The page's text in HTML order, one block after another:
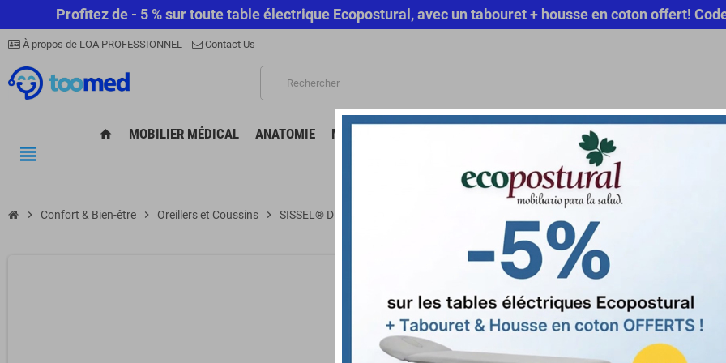
Profitez de - 5 % sur toute table électrique Ecopostural, avec un tabouret + housse en coton offert!
À propos de LOA PROFESSIONNEL Contact Us
view_headline
home MOBILIER MÉDICAL ANATOMIE MATÉRIEL MÉDICAL TENUE MÉDICALE CONFORT &
LOA POUR PROFESSIONNELS OFFRE SPÉCIALE
chevron_right Confort & Bien-être chevron_right Oreillers et Coussins chevron_right SISSEL® DELUXE Oreiller à mémoire de forme
SISSEL® DELUXE Oreiller à
Marque
Sissel
Référence
État